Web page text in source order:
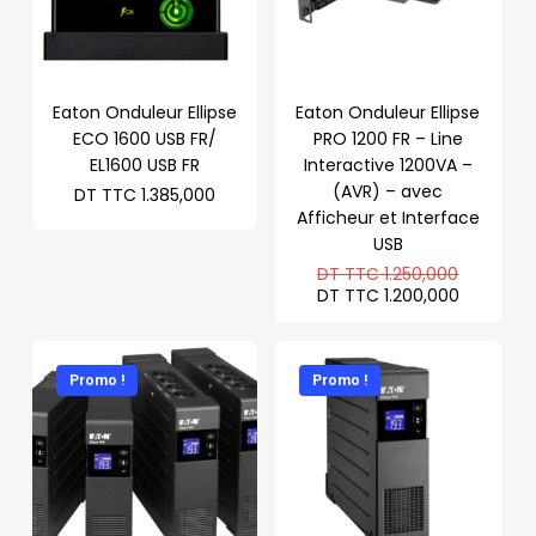
Eaton Onduleur Ellipse
ECO 1600 USB FR/
EL1600 USB FR
DT TTC 1.385,000
Eaton Onduleur Ellipse
PRO 1200 FR – Line
Interactive 1200VA –
(AVR) – avec
Afficheur et Interface
USB
DT TTC1.250,000Le
prix
DT TTC 1.200,000Le
Promo ! Promo !